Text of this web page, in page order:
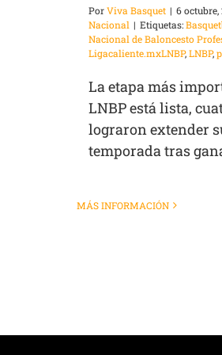
PorViva Basquet | 6 octubre,
Nacional | Etiquetas:
Nacional de Baloncesto
Ligacaliente.mxLNBP,LNBP,
La etapa más
LNBP está lista,
lograron extender
temporada tras
MÁS INFORMACIÓN